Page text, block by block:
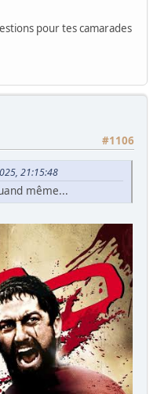
pour tes camarades
#1106
21:15:48
même...